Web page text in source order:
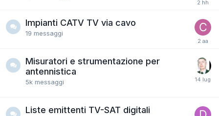
Impianti CATV TV via cavo
19 messaggi
Misuratori e strumentazione per
antennistica
5k messaggi
Liste emittenti TV-SAT digitali